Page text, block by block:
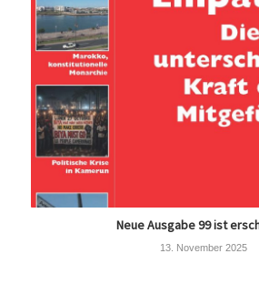
Neue Ausgabe 99 ist
13. November 2025